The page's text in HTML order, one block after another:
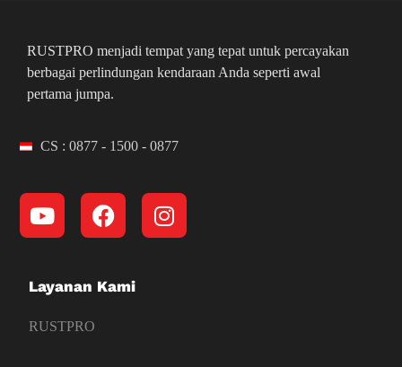
RUSTPRO menjadi tempat yang tepat untuk percayakan
berbagai perlindungan kendaraan Anda seperti awal
pertama jumpa.
CS : 0877 - 1500 - 0877
Layanan Kami
RUSTPRO